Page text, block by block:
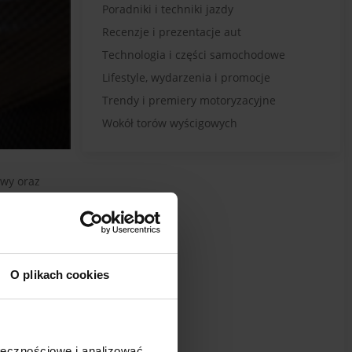
O plikach cookies
oraz
się nawet
je z
Poradniki i techniki jazdy
Recenzje i prezentacje aut
Technologia i części samochodowe
Lifestyle, wydarzenia i promocje
Trendy i premiery motoryzacyjne
Wokół torów wyścigowych